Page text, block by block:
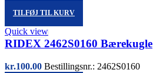
TILFØJ TIL KURV
Quick view
RIDEX 2462S0160 Bærekugle
kr.100.00 Bestillingsnr.: 2462S0160